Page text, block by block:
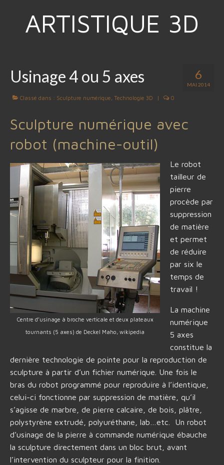
ARTISTIQUE 3D
6
MAI 2014
Usinage 4 ou 5 axes
Classé dans : Sculpture numérique Technologie 3D | 0
Sculpture numérique avec
robot (machine-outil)
Centre d’usinage à broche verticale et deux plateaux
tournants (5 axes) de Deckel Maho, wikipedia
Le robot
tailleur de
pierre
procède par
suppression
de matière
et permet
de réduire
par six le
temps de
travail !
La machine
numérique
5 axes
constitue la
dernière technologie de pointe pour la reproduction de
sculpture à partir d’un fichier numérique. Une fois le
bras du robot programmé pour reproduire à l’identique,
celui-ci fonctionne par suppression de matière, qu’il
s’agisse de marbre, de pierre calcaire, de bois, plâtre,
polystyrène extrudé, polyuréthane, lab…etc. Un robot
d’usinage de la pierre à commande numérique ébauche
la sculpture directement dans un bloc brut, avant
l’intervention du sculpteur pour la finition.